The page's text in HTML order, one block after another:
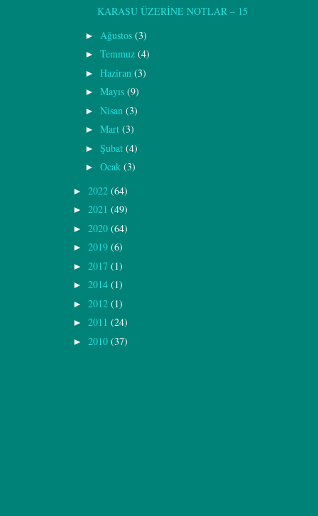
KARASU ÜZERİNE NOTLAR – 15
► Ağustos (3)
► Temmuz (4)
► Haziran (3)
► Mayıs (9)
► Nisan (3)
► Mart (3)
► Şubat (4)
► Ocak (3)
► 2022 (64)
► 2021 (49)
► 2020 (64)
► 2019 (6)
► 2017 (1)
► 2014 (1)
► 2012 (1)
► 2011 (24)
► 2010 (37)